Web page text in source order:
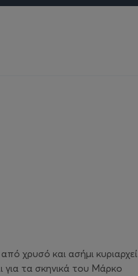
χρυσό και ασήμι κυριαρχεί
τα σκηνικά του Μάρκο